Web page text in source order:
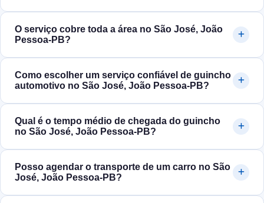
O serviço cobre toda a área no São José, João
Pessoa‑PB?
Como escolher um serviço confiável de guincho
automotivo no São José, João Pessoa‑PB?
Qual é o tempo médio de chegada do guincho
no São José, João Pessoa‑PB?
Posso agendar o transporte de um carro no São
José, João Pessoa‑PB?